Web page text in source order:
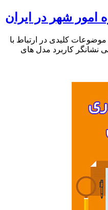
شهر در ایران
کلیدی در ارتباط با
کاربرد مدل های